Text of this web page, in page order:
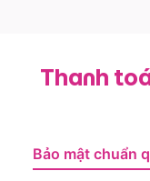
Thanh
Bảo mật chuẩn